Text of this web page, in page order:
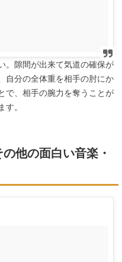
。隙間が出来て気道の確保が
自分の全体重を相手の肘にか
で、相手の腕力を奪うことが
す。
他の面白い音楽・